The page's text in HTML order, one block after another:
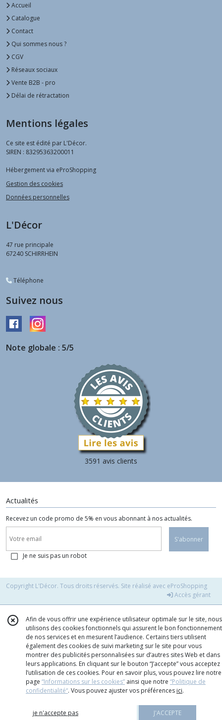
Accueil
Catalogue
Contact
Qui sommes nous ?
CGV
Réseaux sociaux
Vente B2B - pro
Délai de rétractation
Mentions légales
Ce site est édité par L'Décor.
SIREN : 83295363200011
Hébergement via eProShopping
Gestion des cookies
Données personnelles
L'Décor
47 rue principale
67240 SCHIRRHEIN
Téléphone
Suivez nous
Note globale : 5/5
3591 avis clients
Actualités
Recevez un code promo de 5% en vous abonnant à nos actualités.
S'abonner
Je ne suis pas un robot
Copyright L'Décor. Tous droits réservés. Site réalisé avec eProShopping
Accès gérant
Afin de vous offrir une expérience utilisateur optimale sur le site, nous
utilisons des cookies fonctionnels qui assurent le bon fonctionnement
de nos services et en mesurent l’audience. Certains tiers utilisent
également des cookies de suivi marketing sur le site pour vous
montrer des publicités personnalisées sur d’autres sites Web et dans
leurs applications. En cliquant sur le bouton “J’accepte” vous acceptez
l’utilisation de ces cookies. Pour en savoir plus, vous pouvez lire notre
page “Informations sur les cookies” ainsi que notre “Politique de
confidentialité“. Vous pouvez ajuster vos préférences ici.
je n'accepte pas J'ACCEPTE